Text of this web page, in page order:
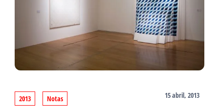
2013 Notas 15 abril, 2013